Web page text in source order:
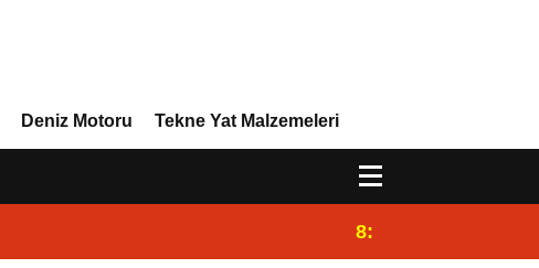
Deniz Motoru Tekne Yat Malzemeleri
8:29